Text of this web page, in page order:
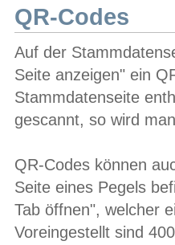
QR-Codes
Auf der
Seite anzeigen" ein
Stammdatenseite
gescannt, so wird
QR-Codes können
Seite eines Pegels
Tab öffnen", welcher
Voreingestellt sind